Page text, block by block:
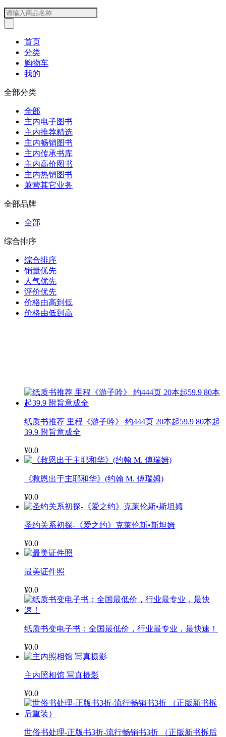
首页
分类
购物车
我的
全部分类
全部
主内电子图书
主内推荐精选
主内畅销图书
主内传承书库
主内高价图书
主内热销图书
兼营其它业务
全部品牌
全部
综合排序
综合排序
销量优先
人气优先
评价优先
价格由高到低
价格由低到高
纸质书推荐 里程《游子吟》 约444页 20本起59.9 80本起
39.9 附旨意成全
¥0.0
《救恩出于主耶和华》(约翰 M. 傅瑞姆)
¥0.0
圣约关系初探-《爱之约》克莱伦斯•斯坦姆
¥0.0
最美证件照
¥0.0
纸质书变电子书：全国最低价，行业最专业，最快速！
¥0.0
主内照相馆 写真摄影
¥0.0
世俗书处理-正版书3折-流行畅销书3折 （正版新书拆后